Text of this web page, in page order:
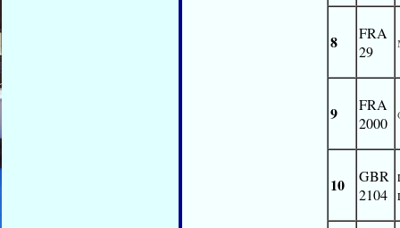
8
FRA
29
9
FRA
2000
10
GBR
2104